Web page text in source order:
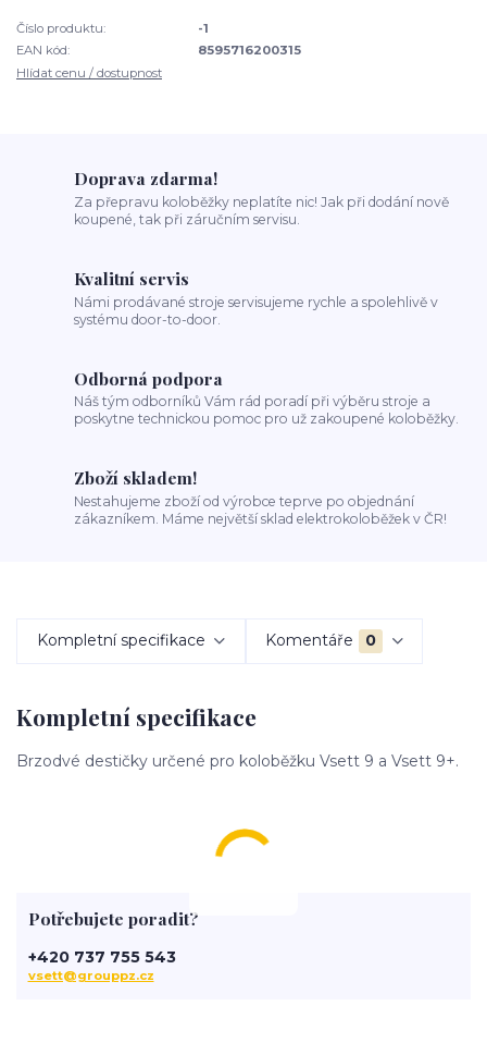
Číslo produktu:
-1
EAN kód:
8595716200315
Hlídat cenu / dostupnost
Doprava zdarma!
Za přepravu koloběžky neplatíte nic! Jak při dodání nově
koupené, tak při záručním servisu.
Kvalitní servis
Námi prodávané stroje servisujeme rychle a spolehlivě v
systému door-to-door.
Odborná podpora
Náš tým odborníků Vám rád poradí při výběru stroje a
poskytne technickou pomoc pro už zakoupené koloběžky.
Zboží skladem!
Nestahujeme zboží od výrobce teprve po objednání
zákazníkem. Máme největší sklad elektrokoloběžek v ČR!
Kompletní specifikace Komentáře 0
Kompletní specifikace
Brzodvé destičky určené pro koloběžku Vsett 9 a Vsett 9+.
Potřebujete poradit?
+420 737 755 543
vsett@grouppz.cz